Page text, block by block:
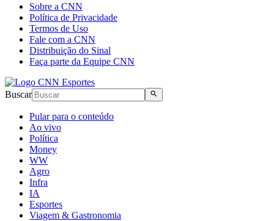
Sobre a CNN
Política de Privacidade
Termos de Uso
Fale com a CNN
Distribuição do Sinal
Faça parte da Equipe CNN
Buscar
Pular para o conteúdo
Ao vivo
Política
Money
WW
Agro
Infra
IA
Esportes
Viagem & Gastronomia